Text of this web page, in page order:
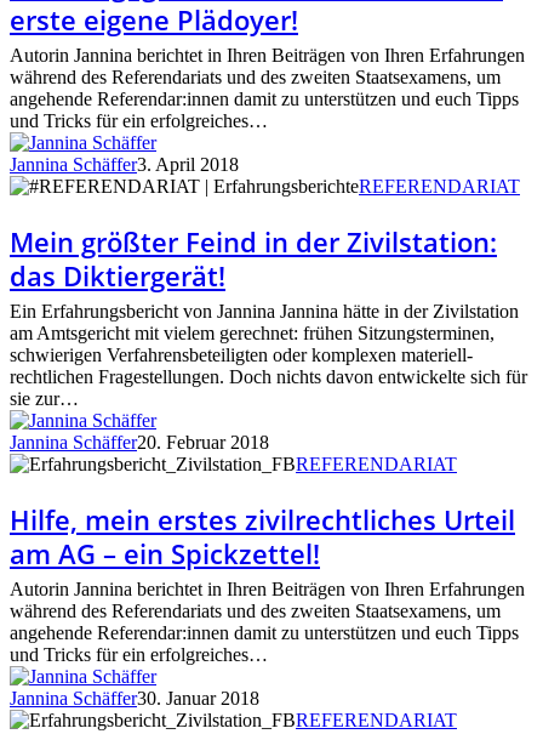
Strafstation:
das
erste
eigene
Plädoyer!
erste eigene Plädoyer!
Autorin Jannina berichtet in Ihren Beiträgen von Ihren Erfahrungen
während des Referendariats und des zweiten Staatsexamens, um
angehende Referendar:innen damit zu unterstützen und euch Tipps
und Tricks für ein erfolgreiches…
Jannina Schäffer3. April 2018
Mein
Feind
in
der
Zivilstation:
das
Diktiergerät!
REFERENDARIAT
Mein größter Feind in der Zivilstation:
das Diktiergerät!
Ein Erfahrungsbericht von Jannina Jannina hätte in der Zivilstation
am Amtsgericht mit vielem gerechnet: frühen Sitzungsterminen,
schwierigen Verfahrensbeteiligten oder komplexen materiell-
rechtlichen Fragestellungen. Doch nichts davon entwickelte sich für
sie zur…
Jannina Schäffer20. Februar 2018
Hilfe,
erstes
zivilrechtliches
Urteil
am
AG
–
ein
Spickzettel!
REFERENDARIAT
Hilfe, mein erstes zivilrechtliches Urteil
am AG – ein Spickzettel!
Autorin Jannina berichtet in Ihren Beiträgen von Ihren Erfahrungen
während des Referendariats und des zweiten Staatsexamens, um
angehende Referendar:innen damit zu unterstützen und euch Tipps
und Tricks für ein erfolgreiches…
Jannina Schäffer30. Januar 2018
Der
REFERENDARIAT